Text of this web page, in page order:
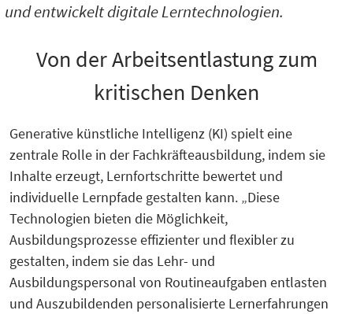
und entwickelt digitale Lerntechnologien.
Von der Arbeitsentlastung zum
kritischen Denken
Generative künstliche Intelligenz (KI) spielt eine
zentrale Rolle in der Fachkräfteausbildung, indem sie
Inhalte erzeugt, Lernfortschritte bewertet und
individuelle Lernpfade gestalten kann. „Diese
Technologien bieten die Möglichkeit,
Ausbildungsprozesse effizienter und flexibler zu
gestalten, indem sie das Lehr- und
Ausbildungspersonal von Routineaufgaben entlasten
und Auszubildenden personalisierte Lernerfahrungen